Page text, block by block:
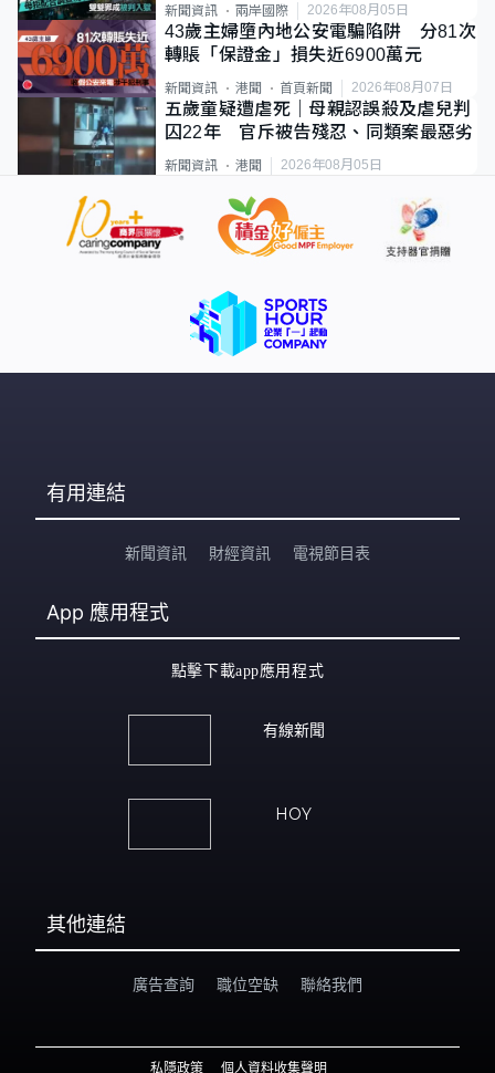
新聞資訊 兩岸國際 2026年08月05日
43歲主婦墮內地公安電騙陷阱 分81次
轉賬「保證金」損失近6900萬元
新聞資訊 港聞 首頁新聞 2026年08月07日
五歲童疑遭虐死｜母親認誤殺及虐兒判
囚22年 官斥被告殘忍、同類案最惡劣
新聞資訊 港聞 2026年08月05日
有用連結
新聞資訊 財經資訊 電視節目表
App 應用程式
點擊下載app應用程式
有線新聞
HOY
其他連結
廣告查詢 職位空缺 聯絡我們
私隱政策 個人資料收集聲明